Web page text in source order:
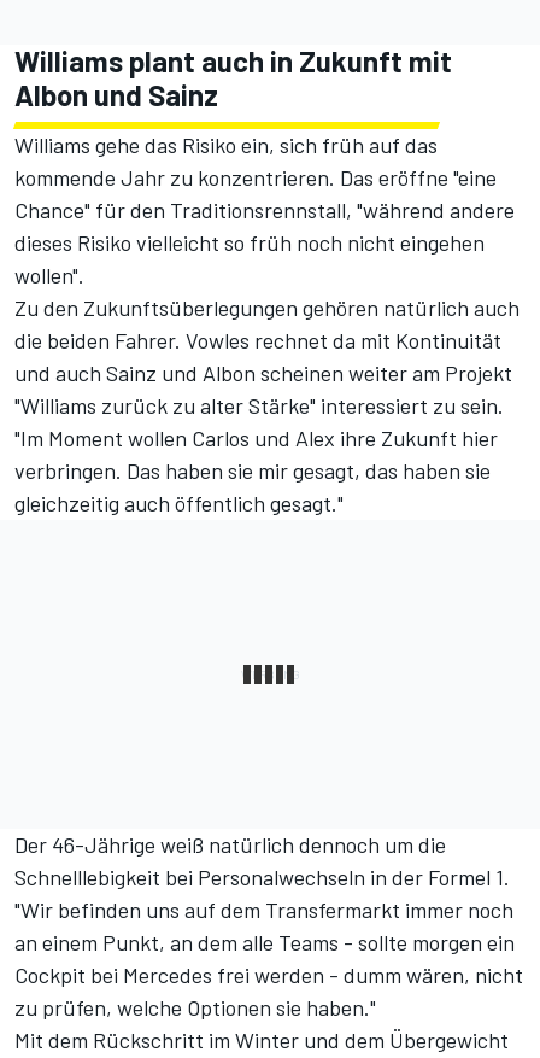
Williams plant auch in Zukunft mit
Albon und Sainz
Williams gehe das Risiko ein, sich früh auf das
kommende Jahr zu konzentrieren. Das eröffne "eine
Chance" für den Traditionsrennstall, "während andere
dieses Risiko vielleicht so früh noch nicht eingehen
wollen".
Zu den Zukunftsüberlegungen gehören natürlich auch
die beiden Fahrer. Vowles rechnet da mit Kontinuität
und auch Sainz und Albon scheinen weiter am Projekt
"Williams zurück zu alter Stärke" interessiert zu sein.
"Im Moment wollen Carlos und Alex ihre Zukunft hier
verbringen. Das haben sie mir gesagt, das haben sie
gleichzeitig auch öffentlich gesagt."
Der 46-Jährige weiß natürlich dennoch um die
Schnelllebigkeit bei Personalwechseln in der Formel 1.
"Wir befinden uns auf dem Transfermarkt immer noch
an einem Punkt, an dem alle Teams - sollte morgen ein
Cockpit bei Mercedes frei werden - dumm wären, nicht
zu prüfen, welche Optionen sie haben."
Mit dem Rückschritt im Winter und dem Übergewicht